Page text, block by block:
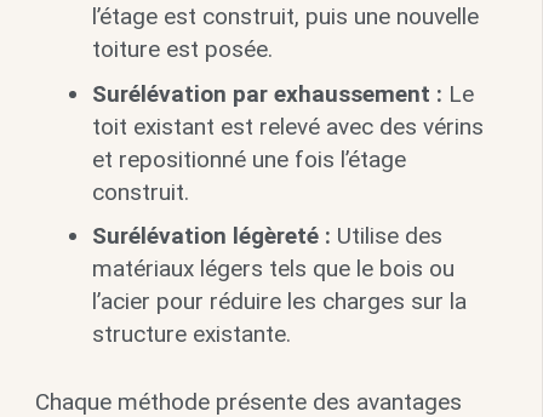
l’étage est construit, puis une nouvelle
toiture est posée.
Surélévation par exhaussement : Le
toit existant est relevé avec des vérins
et repositionné une fois l’étage
construit.
Surélévation légèreté : Utilise des
matériaux légers tels que le bois ou
l’acier pour réduire les charges sur la
structure existante.
Chaque méthode présente des avantages